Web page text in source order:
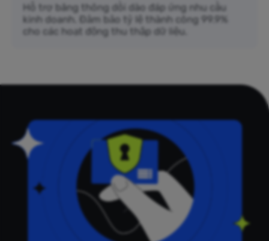
Hỗ trợ băng thông dồi dào đáp ứng nhu cầu
kinh doanh. Đảm bảo tỷ lệ thành công 99.9%
cho các hoạt động thu thập dữ liệu.